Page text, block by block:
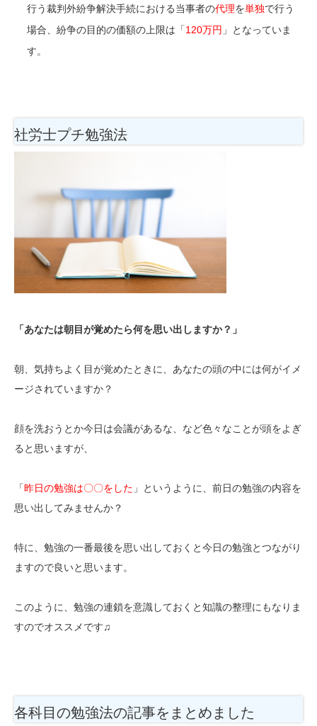
行う裁判外紛争解決手続における当事者の代理を単独で行う
場合、紛争の目的の価額の上限は「120万円 」となっていま
す。
社労士プチ勉強法
「あなたは朝目が覚めたら何を思い出しますか？」
朝、気持ちよく目が覚めたときに、あなたの頭の中には何がイメ
ージされていますか？
顔を洗おうとか今日は会議があるな、など色々なことが頭をよぎ
ると思いますが、
「昨日の勉強は〇〇をした 」というように、前日の勉強の内容を
思い出してみませんか？
特に、勉強の一番最後を思い出しておくと今日の勉強とつながり
ますので良いと思います。
このように、勉強の連鎖を意識しておくと知識の整理にもなりま
すのでオススメです♫
各科目の勉強法の記事をまとめました